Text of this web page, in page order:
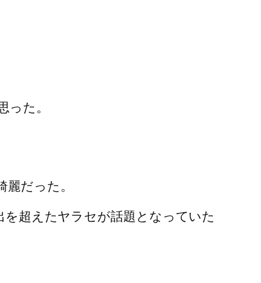
た。
だった。
超えたヤラセが話題となっていた